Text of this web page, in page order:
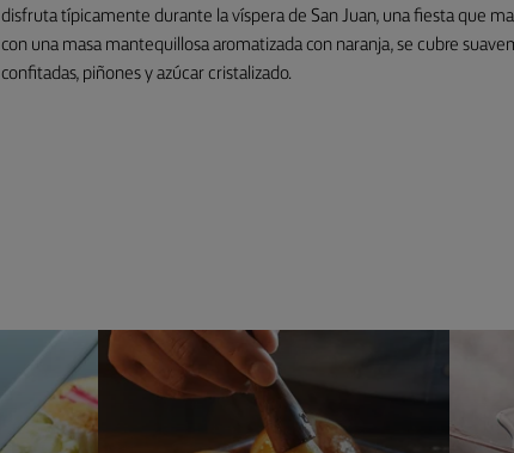
disfruta típicamente durante la víspera de San Juan, una fiesta que
con una masa mantequillosa aromatizada con naranja, se cubre
confitadas, piñones y azúcar cristalizado.